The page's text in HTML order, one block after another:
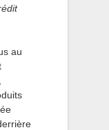
au